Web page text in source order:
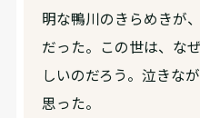
明な鴨川のきらめきが
だった。この世は、な
しいのだろう。泣きな
思った。